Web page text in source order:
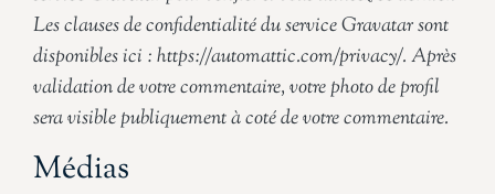
Les clauses de confidentialité du service Gravatar sont
disponibles ici : https://automattic.com/privacy/. Après
validation de votre commentaire, votre photo de profil
sera visible publiquement à coté de votre commentaire.
Médias